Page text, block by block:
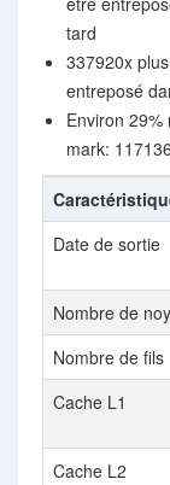
tard
337920x
entreposé
Environ
mark:
Date de sortie
Nombre de
Nombre de fils
Cache L1
Cache L2